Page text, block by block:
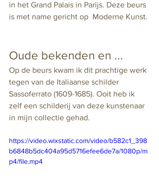
in het Grand Palais in Parijs. Deze beurs
is met name gericht op  Moderne Kunst.
Oude bekenden en ...
Op de beurs kwam ik dit prachtige werk
tegen van de Italiaanse schilder
Sassoferrato (1609-1685). Ooit heb ik
zelf een schilderij van deze kunstenaar
in mijn collectie gehad.
https://video.wixstatic.com/video/b582c1_398
b6848b5dc404a95d5716efee6de7a/1080p/m
p4/file.mp4